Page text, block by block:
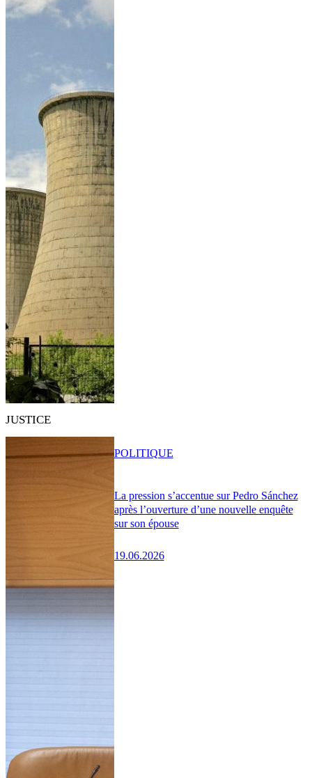
JUSTICE
La pression s’accentue sur Pedro Sánchez
après l’ouverture d’une nouvelle enquête
sur son épouse
19.06.2026
POLITIQUE